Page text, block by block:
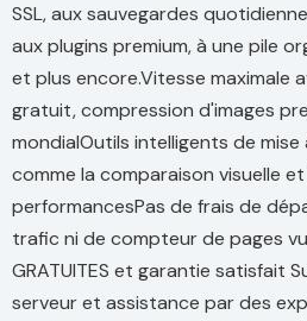
SSL, aux sauvegardes
aux plugins premium, à une pile
et plus encore.Vitesse maximale
gratuit, compression d'images
mondialOutils intelligents de mise
comme la comparaison visuelle
performancesPas de frais de
trafic ni de compteur de pages
GRATUITES et garantie satisfait
serveur et assistance par des